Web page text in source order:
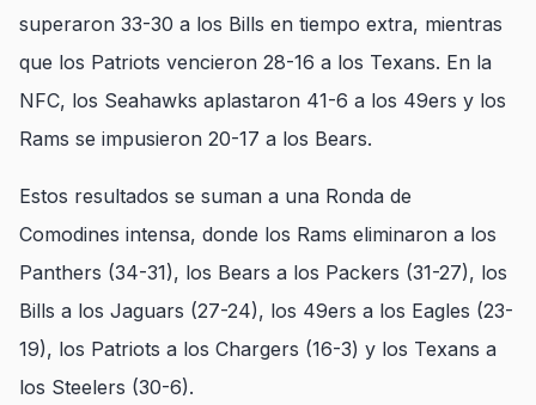
superaron 33-30 a los Bills en tiempo extra, mientras
que los Patriots vencieron 28-16 a los Texans. En la
NFC, los Seahawks aplastaron 41-6 a los 49ers y los
Rams se impusieron 20-17 a los Bears.
Estos resultados se suman a una Ronda de
Comodines intensa, donde los Rams eliminaron a los
Panthers (34-31), los Bears a los Packers (31-27), los
Bills a los Jaguars (27-24), los 49ers a los Eagles (23-
19), los Patriots a los Chargers (16-3) y los Texans a
los Steelers (30-6).